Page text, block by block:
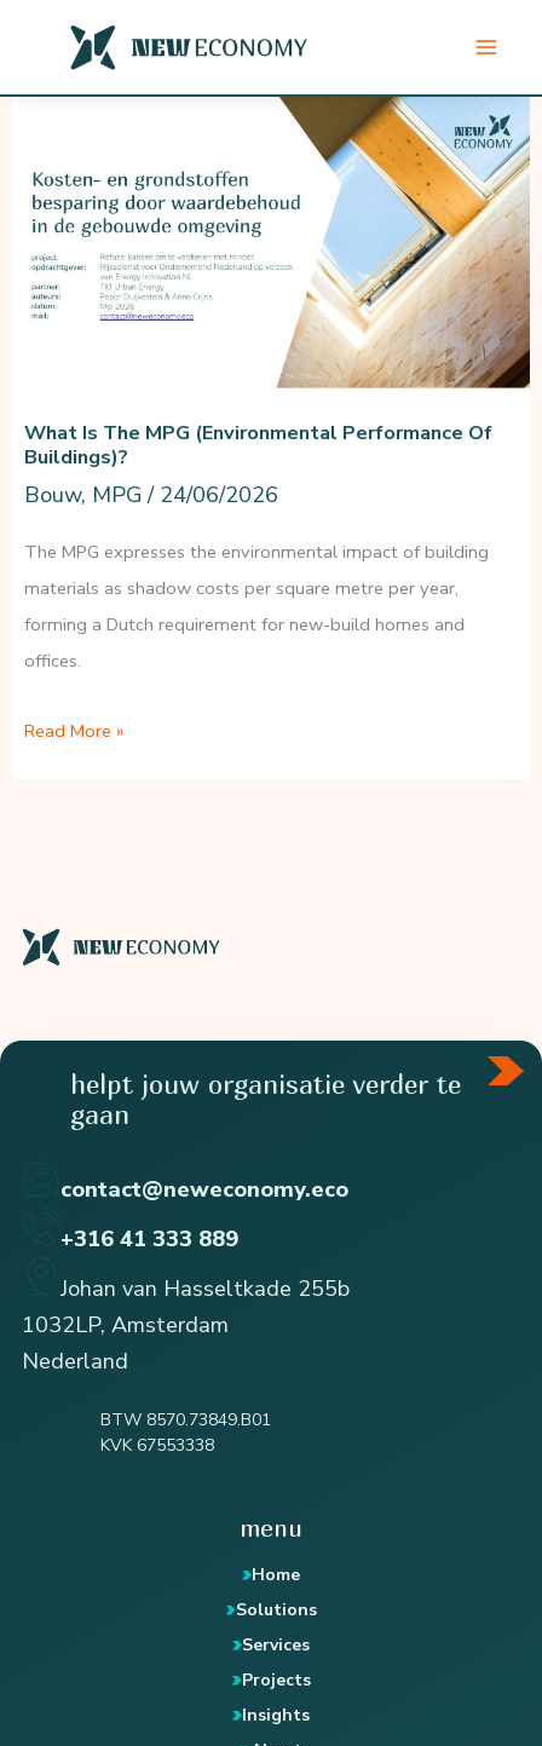
content
What Is The MPG (Environmental Performance Of
Buildings)?
Bouw, MPG / 24/06/2026
The MPG expresses the environmental impact of building
materials as shadow costs per square metre per year,
forming a Dutch requirement for new-build homes and
offices.
What
of
Read More »
helpt jouw organisatie verder te
gaan
contact@neweconomy.eco
+316 41 333 889
Johan van Hasseltkade 255b
1032LP, Amsterdam
Nederland
BTW 8570.73849.B01
KVK 67553338
menu
Home
Solutions
Services
Projects
Insights